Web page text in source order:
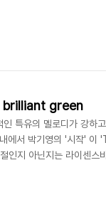
brilliant green
특유의 멜로디가 강하고
에서 박기영의 '시작'
지 아닌지는 라이센스
니다. 나중에 소개하겠습